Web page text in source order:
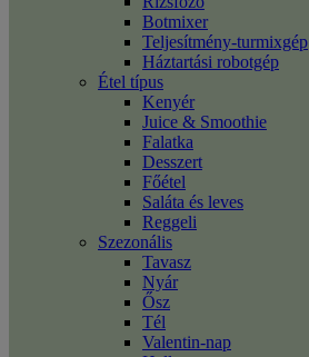
Botmixer
Teljesítmény-turmixgép
Háztartási robotgép
Étel típus
Kenyér
Juice & Smoothie
Falatka
Desszert
Főétel
Saláta és leves
Reggeli
Szezonális
Tavasz
Nyár
Ősz
Tél
Valentin-nap